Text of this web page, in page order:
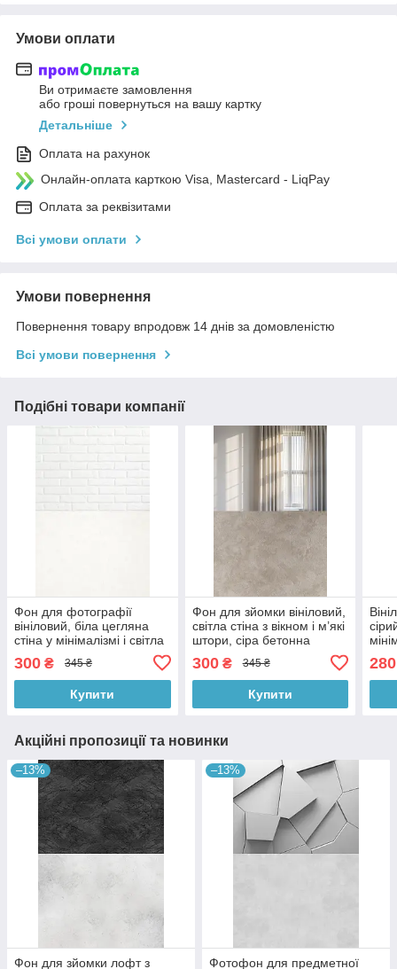
Умови оплати
Ви отримаєте замовлення
або гроші повернуться на вашу картку
Детальніше
Оплата на рахунок
Онлайн-оплата карткою Visa, Mastercard - LiqPay
Оплата за реквізитами
Всі умови оплати
Умови повернення
Повернення товару впродовж 14 днів за домовленістю
Всі умови повернення
Подібні товари компанії
Фон для фотографії
вініловий, біла цегляна
стіна у мінімалізмі і світла
однотонна підлога 60×90
см, №57140
300 ₴ 345 ₴
Купити
Фон для зйомки вініловий,
світла стіна з вікном і м’які
штори, сіра бетонна
підлога, мінімалізм 60×90
см, №57173
300₴ 345 ₴
Купити
280
Акційні пропозиції та новинки
–13%
Фон для зйомки лофт з
–13%
Фотофон для предметної